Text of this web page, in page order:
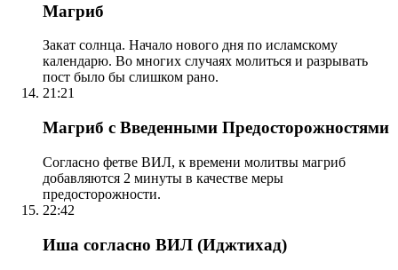
Магриб
Закат солнца. Начало нового дня по исламскому
календарю. Во многих случаях молиться и разрывать
пост было бы слишком рано.
21:21
Магриб с Введенными Предосторожностями
Согласно фетве ВИЛ, к времени молитвы магриб
добавляются 2 минуты в качестве меры
предосторожности.
22:42
Иша согласно ВИЛ (Иджтихад)